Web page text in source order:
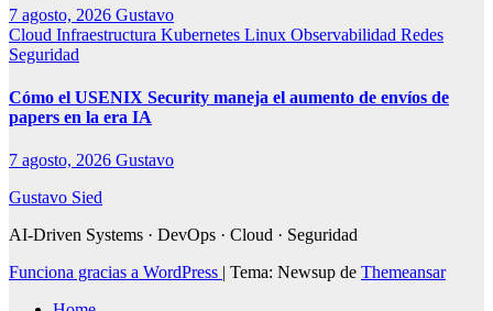
7 agosto, 2026 Gustavo
Cloud Infraestructura Kubernetes Linux Observabilidad Redes
Seguridad
Cómo el USENIX Security maneja el aumento de envíos de
papers en la era IA
7 agosto, 2026 Gustavo
Gustavo Sied
AI-Driven Systems · DevOps · Cloud · Seguridad
Funciona gracias a WordPress
Tema: Newsup de Themeansar